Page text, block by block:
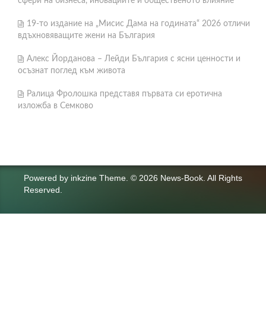
вдъхновяващите жени на България
осъзнат поглед към живота
изложба в Семково
Powered byinkzine Theme.© 2026 News-Book. All Rights
Reserved.